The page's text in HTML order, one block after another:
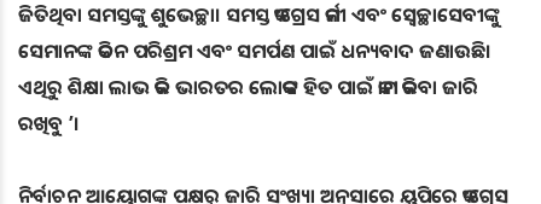
ଜିତିଥିବା ସମସ୍ତଙ୍କୁ ଶୁଭେଚ୍ଛା। ସମସ୍ତ କଂଗ୍ରେସ କର୍ମୀ ଏବଂ ସ୍ୱେଚ୍ଛାସେବୀଙ୍କୁ
ସେମାନଙ୍କ କଠିନ ପରିଶ୍ରମ ଏବଂ ସମର୍ପଣ ପାଇଁ ଧନ୍ୟବାଦ ଜଣାଉଛି।
ଏଥିରୁ ଶିକ୍ଷା ଲାଭ କରି ଭାରତର ଲୋକଙ୍କ ହିତ ପାଇଁ କାମ କରିବା ଜାରି
ରଖିବୁ ’।
ନିର୍ବାଚନ ଆୟୋଗଙ୍କ ପକ୍ଷରୁ ଜାରି ସଂଖ୍ୟା ଅନୁସାରେ ୟୁପିରେ କଂଗ୍ରେସ